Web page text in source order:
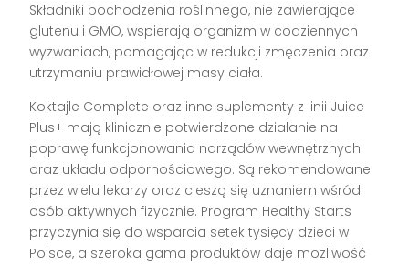
Składniki pochodzenia roślinnego, nie zawierające
glutenu i GMO, wspierają organizm w codziennych
wyzwaniach, pomagając w redukcji zmęczenia oraz
utrzymaniu prawidłowej masy ciała.
Koktajle Complete oraz inne suplementy z linii Juice
Plus+ mają klinicznie potwierdzone działanie na
poprawę funkcjonowania narządów wewnętrznych
oraz układu odpornościowego. Są rekomendowane
przez wielu lekarzy oraz cieszą się uznaniem wśród
osób aktywnych fizycznie. Program Healthy Starts
przyczynia się do wsparcia setek tysięcy dzieci w
Polsce, a szeroka gama produktów daje możliwość